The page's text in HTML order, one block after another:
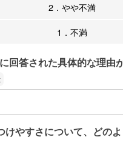
2．やや不満
1．不満
回答された具体的な理由
回答された具体的な理由
けやすさについて、どの